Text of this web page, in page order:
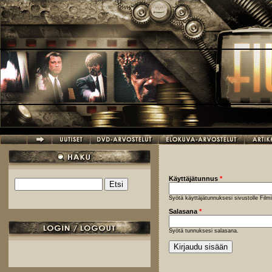
Hyppää pääsisältöön
Hakulomake
Käyttäjätunnus *
Syötä käyttäjätunnuksesi sivustolle
Salasana *
Syötä tunnuksesi salasana.